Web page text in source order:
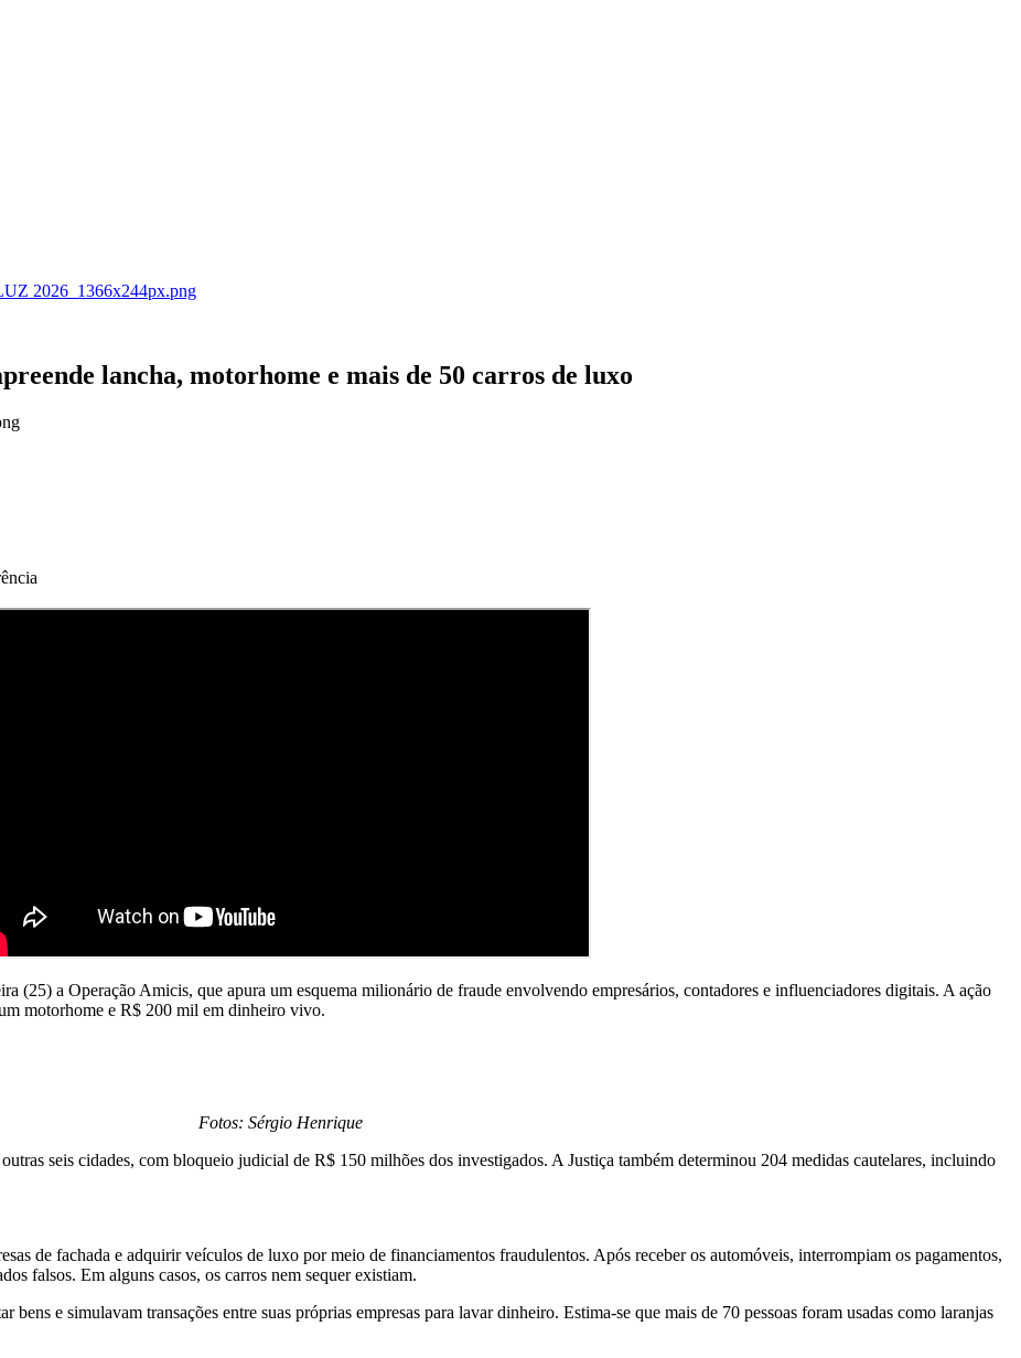
lancha, motorhome e mais de 50 carros de luxo
(25) a Operação Amicis, que apura um esquema milionário de fraude envolvendo empresários, contadores e influenciadores digitais. A ação
motorhome e R$ 200 mil em dinheiro vivo.
Fotos: Sérgio Henrique
seis cidades, com bloqueio judicial de R$ 150 milhões dos investigados. A Justiça também determinou 204 medidas cautelares, incluindo
de fachada e adquirir veículos de luxo por meio de financiamentos fraudulentos. Após receber os automóveis, interrompiam os pagamentos,
falsos. Em alguns casos, os carros nem sequer existiam.
e simulavam transações entre suas próprias empresas para lavar dinheiro. Estima-se que mais de 70 pessoas foram usadas como laranjas